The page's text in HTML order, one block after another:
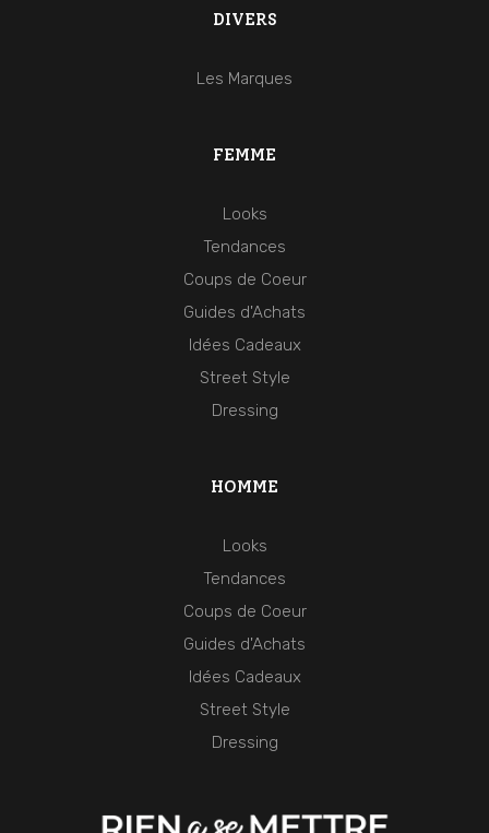
HOMME
Looks
Tendances
Coups de Coeur
Guides d'Achats
Idées Cadeaux
Street Style
Dressing
FEMME
Looks
Tendances
Coups de Coeur
Guides d'Achats
Idées Cadeaux
Street Style
Dressing
DIVERS
Les Marques